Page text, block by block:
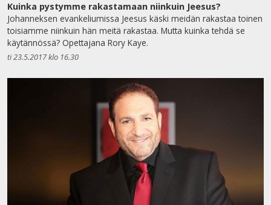
Kuinka pystymme rakastamaan niinkuin Jeesus?
Johanneksen evankeliumissa Jeesus käski meidän rakastaa toinen
toisiamme niinkuin hän meitä rakastaa. Mutta kuinka tehdä se
käytännössä? Opettajana Rory Kaye.
ti 23.5.2017 klo 16.30